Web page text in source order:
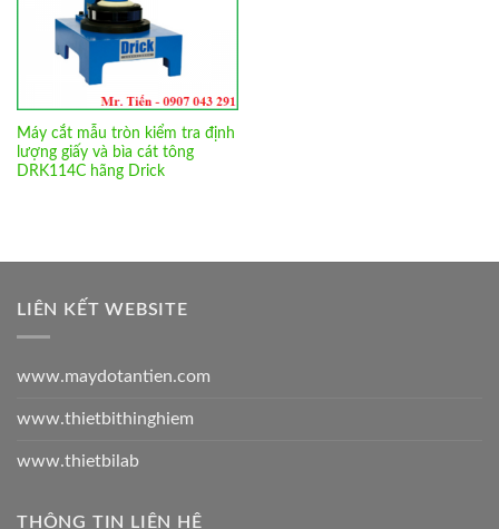
Máy cắt mẫu tròn kiểm tra định
lượng giấy và bìa cát tông
DRK114C hãng Drick
LIÊN KẾT WEBSITE
www.maydotantien.com
www.thietbithinghiem
www.thietbilab
THÔNG TIN LIÊN HỆ